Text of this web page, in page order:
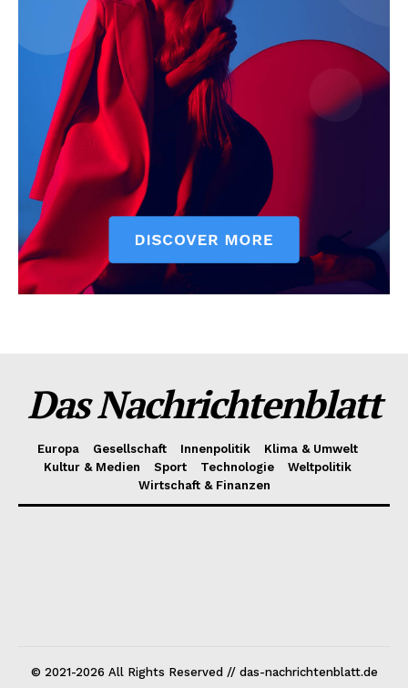
Das Nachrichtenblatt
Europa Gesellschaft Innenpolitik
Klima & Umwelt
Kultur & Medien
Sport Technologie
Weltpolitik
Wirtschaft & Finanzen
© 2021-2026 All Rights Reserved // das-nachrichtenblatt.de